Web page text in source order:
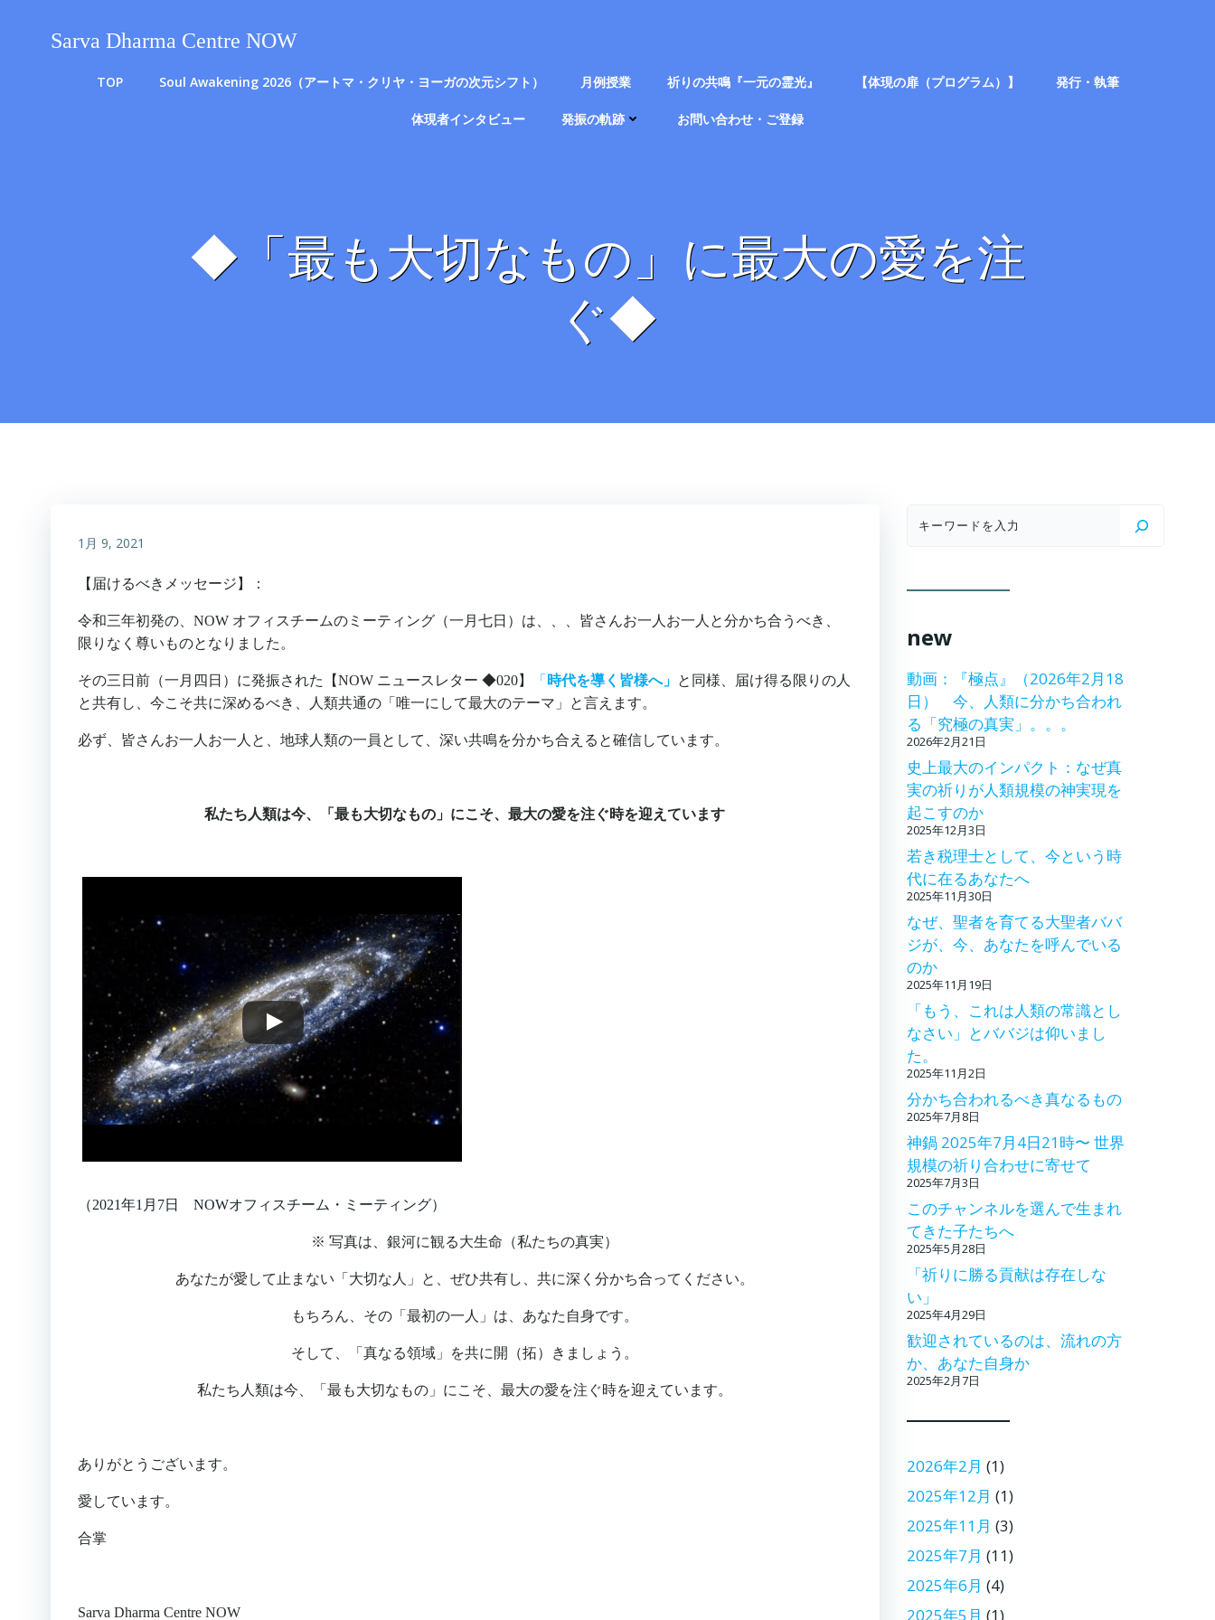
Sarva Dharma Centre NOW
TOP Soul Awakening 2026（アートマ・クリヤ・ヨーガの次元シフト） 月例授業 祈りの共鳴『一元の霊光』 【体現の扉（プログラム）】 発行・執筆
体現者インタビュー 発振の軌跡 お問い合わせ・ご登録
◆「最も大切なもの」に最大の愛を注
ぐ◆
1月 9, 2021
【届けるべきメッセージ】：
令和三年初発の、NOW オフィスチームのミーティング（一月七日）は、、、皆さんお一人お一人と分かち合うべき、
限りなく尊いものとなりました。
その三日前（一月四日）に発振された【NOW ニュースレター ◆020】 「 時代を導く皆様へ」 と同様、届け得る限りの人
と共有し、今こそ共に深めるべき、人類共通の「唯一にして最大のテーマ」と言えます。
必ず、皆さんお一人お一人と、地球人類の一員として、深い共鳴を分かち合えると確信しています。
私たち人類は今、「最も大切なもの」にこそ、最大の愛を注ぐ時を迎えています
（2021年1月7日 NOWオフィスチーム・ミーティング）
※ 写真は、銀河に観る大生命（私たちの真実）
あなたが愛して止まない「大切な人」と、ぜひ共有し、共に深く分かち合ってください。
もちろん、その「最初の一人」は、あなた自身です。
そして、「真なる領域」を共に開（拓）きましょう。
私たち人類は今、「最も大切なもの」にこそ、最大の愛を注ぐ時を迎えています。
ありがとうございます。
愛しています。
合掌
Sarva Dharma Centre NOW
new
動画：『極点』（2026年2月18
日） 今、人類に分かち合われ
る「究極の真実」。。。
2026年2月21日
史上最大のインパクト：なぜ真
実の祈りが人類規模の神実現を
起こすのか
2025年12月3日
若き税理士として、今という時
代に在るあなたへ
2025年11月30日
なぜ、聖者を育てる大聖者ババ
ジが、今、あなたを呼んでいる
のか
2025年11月19日
「もう、これは人類の常識とし
なさい」とババジは仰いまし
た。
2025年11月2日
分かち合われるべき真なるもの
2025年7月8日
神鍋 2025年7月4日21時〜 世界
規模の祈り合わせに寄せて
2025年7月3日
このチャンネルを選んで生まれ
てきた子たちへ
2025年5月28日
「祈りに勝る貢献は存在しな
い」
2025年4月29日
歓迎されているのは、流れの方
か、あなた自身か
2025年2月7日
2026年2月 (1)
2025年12月 (1)
2025年11月 (3)
2025年7月 (11)
2025年6月 (4)
2025年5月 (1)